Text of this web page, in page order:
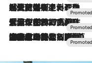
2026.7.24
【夏限定ディナーコース】旬を迎える稚鮎や花ズッキーニなどをイタリア・トスカーナの郷土料理の手法で満喫！
2026.7.17
「土佐和ハーブかき氷」がOMO7高知に登場！生姜、山椒、大葉など目にも舌にも涼を呼ぶ郷土の味
2026.7.10
NEW OPEN！【界 草津】名湯の地に誕生。趣の異なる2種の温泉と上州ならではの会席・蕎麦割烹など美食を味わう究極の癒やし旅